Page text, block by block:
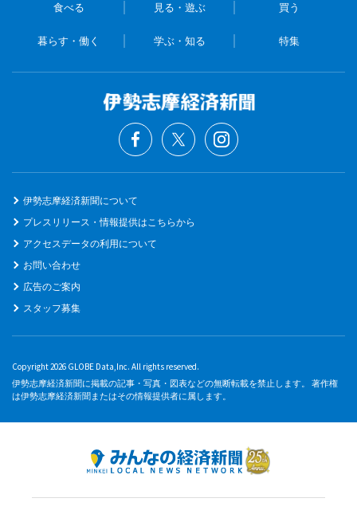
食べる 見る・遊ぶ 買う
暮らす・働く 学ぶ・知る 特集
伊勢志摩経済新聞について
プレスリリース・情報提供はこちらから
アクセスデータの利用について
お問い合わせ
広告のご案内
スタッフ募集
Copyright 2026 GLOBE Data,Inc. All rights reserved.
伊勢志摩経済新聞に掲載の記事・写真・図表などの無断転載を禁止します。 著作権
は伊勢志摩経済新聞またはその情報提供者に属します。